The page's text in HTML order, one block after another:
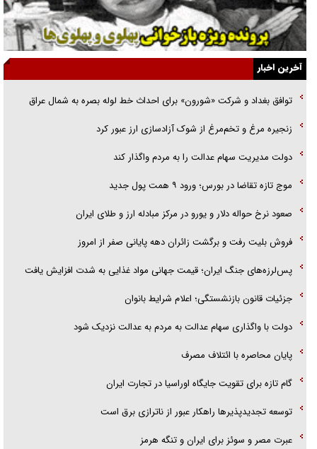
آیا مقاومت فلسطین خلع‌سلاح می‌شود؟
الگوی وحدت‌آفرین در ادراک سیاست خارجی
گفتگوی دکتر اخوان مدیرمسئول روزنامه جوان با برنامه تلویزیونی «نبرد
هرمز»
امام حسین (ع) کشته سیرت‌های عصر جاهلی شد
آخرین اخبار
توافق بغداد و شرکت «شورون» برای احداث خط لوله بصره به شمال عراق
زنجیره مرغ و تخم‌مرغ از شوک آزادسازی ارز عبور کرد
دولت مدیریت سهام عدالت را به مردم واگذار کند
موج تازه تقاضا در بورس؛ ورود ۹ همت پول جدید
صعود نرخ حواله دلار و یورو در مرکز مبادله ارز و طلای ایران
فروش بلیت رفت و برگشت زائران دهه پایانی صفر از امروز
پس‌لرزه‌های جنگ ایران؛ قیمت جهانی مواد غذایی به شدت افزایش یافت
جزئیات قانون بازنشستگی؛ اعلام شرایط بانوان
دولت با واگذاری سهام عدالت به مردم به عدالت نزدیک شود
پایان محاصره با ائتلاف مصرف
گام تازه برای تقویت جایگاه اوراسیا در تجارت ایران
توسعه تجدیدپذیر‌ها راهکار عبور از ناترازی برق است
عبرت مصر و سوئز برای ایران و تنگه هرمز